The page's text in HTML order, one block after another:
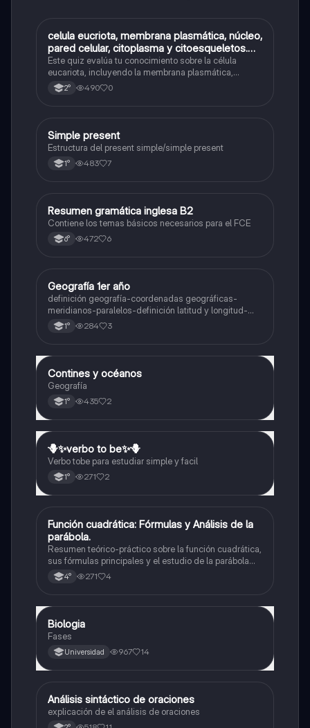
CBiología
celula eucriota, membrana plasmática, núcleo,
pared celular, citoplasma y citoesqueletos.
nombre se las partes de la celula eucariota
Este quiz evalúa tu conocimiento sobre la célula
eucariota, incluyendo la membrana plasmática,
núcleo, pared celular, citoplasma y citoesqueleto.
2° 490 0
Inglés
Simple present
Estructura del present simple/simple present
1° 483 7
Inglés
Resumen gramática inglesa B2
Contiene los temas básicos necesarios para el FCE
6° 472 6
Geografía
Geografía 1er año
definición geografía-coordenadas geográficas-
meridianos-paralelos-definición latitud y longitud-
elementos del mapa-definición mapa-localización
relativa y absoluta
1° 284 3
Geografía
Contines y océanos
Geografía
1° 435 2
Inglés
🪻✨️verbo to be✨️🪻
Verbo tobe para estudiar simple y facil
1° 271 2
Matemáticas
Función cuadrática: Fórmulas y Análisis de la
parábola.
Resumen teórico-práctico sobre la función cuadrática,
sus fórmulas principales y el estudio de la parábola
como representación gráfica.Incluye desarrollo de la
forma general, cálculo de raíces, vértice y elementos
4° 271 4
Biología
Biologia
Fases
Universidad 967 14
ALengua
Análisis sintáctico de oraciones
explicación de el análisis de oraciones